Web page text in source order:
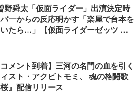
野舜太「仮面ライダー」出演決定時
ーからの反応明かす「楽屋で台本を
たら…」【仮面ライダーゼッツ さ
コメント到着】三河の名門の血を引く
スト・アクビトモミ、 魂の格闘歌
桜』配信リリース